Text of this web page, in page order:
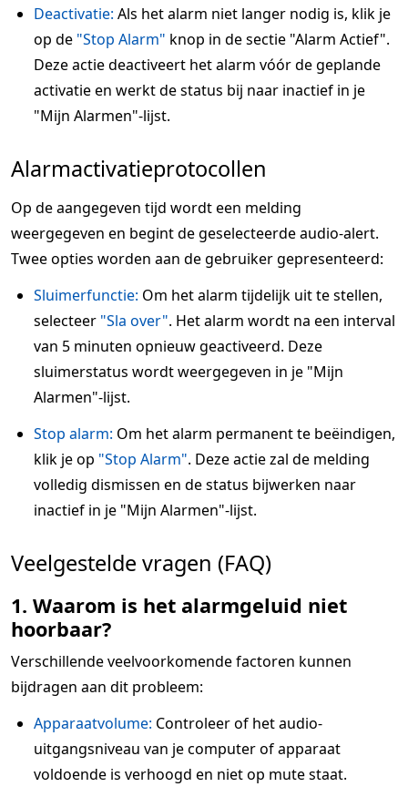
Deactivatie: Als het alarm niet langer nodig is, klik je
op de "Stop Alarm" knop in de sectie "Alarm Actief".
Deze actie deactiveert het alarm vóór de geplande
activatie en werkt de status bij naar inactief in je
"Mijn Alarmen"-lijst.
Alarmactivatieprotocollen
Op de aangegeven tijd wordt een melding
weergegeven en begint de geselecteerde audio-alert.
Twee opties worden aan de gebruiker gepresenteerd:
Sluimerfunctie: Om het alarm tijdelijk uit te stellen,
selecteer "Sla over". Het alarm wordt na een interval
van 5 minuten opnieuw geactiveerd. Deze
sluimerstatus wordt weergegeven in je "Mijn
Alarmen"-lijst.
Stop alarm: Om het alarm permanent te beëindigen,
klik je op "Stop Alarm". Deze actie zal de melding
volledig dismissen en de status bijwerken naar
inactief in je "Mijn Alarmen"-lijst.
Veelgestelde vragen (FAQ)
1. Waarom is het alarmgeluid niet
hoorbaar?
Verschillende veelvoorkomende factoren kunnen
bijdragen aan dit probleem:
Apparaatvolume: Controleer of het audio-
uitgangsniveau van je computer of apparaat
voldoende is verhoogd en niet op mute staat.